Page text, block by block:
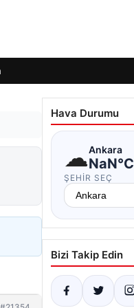
Hava Durumu
☁Ankara
NaN°C
ŞEHIR SEÇ
Bizi Takip Edin